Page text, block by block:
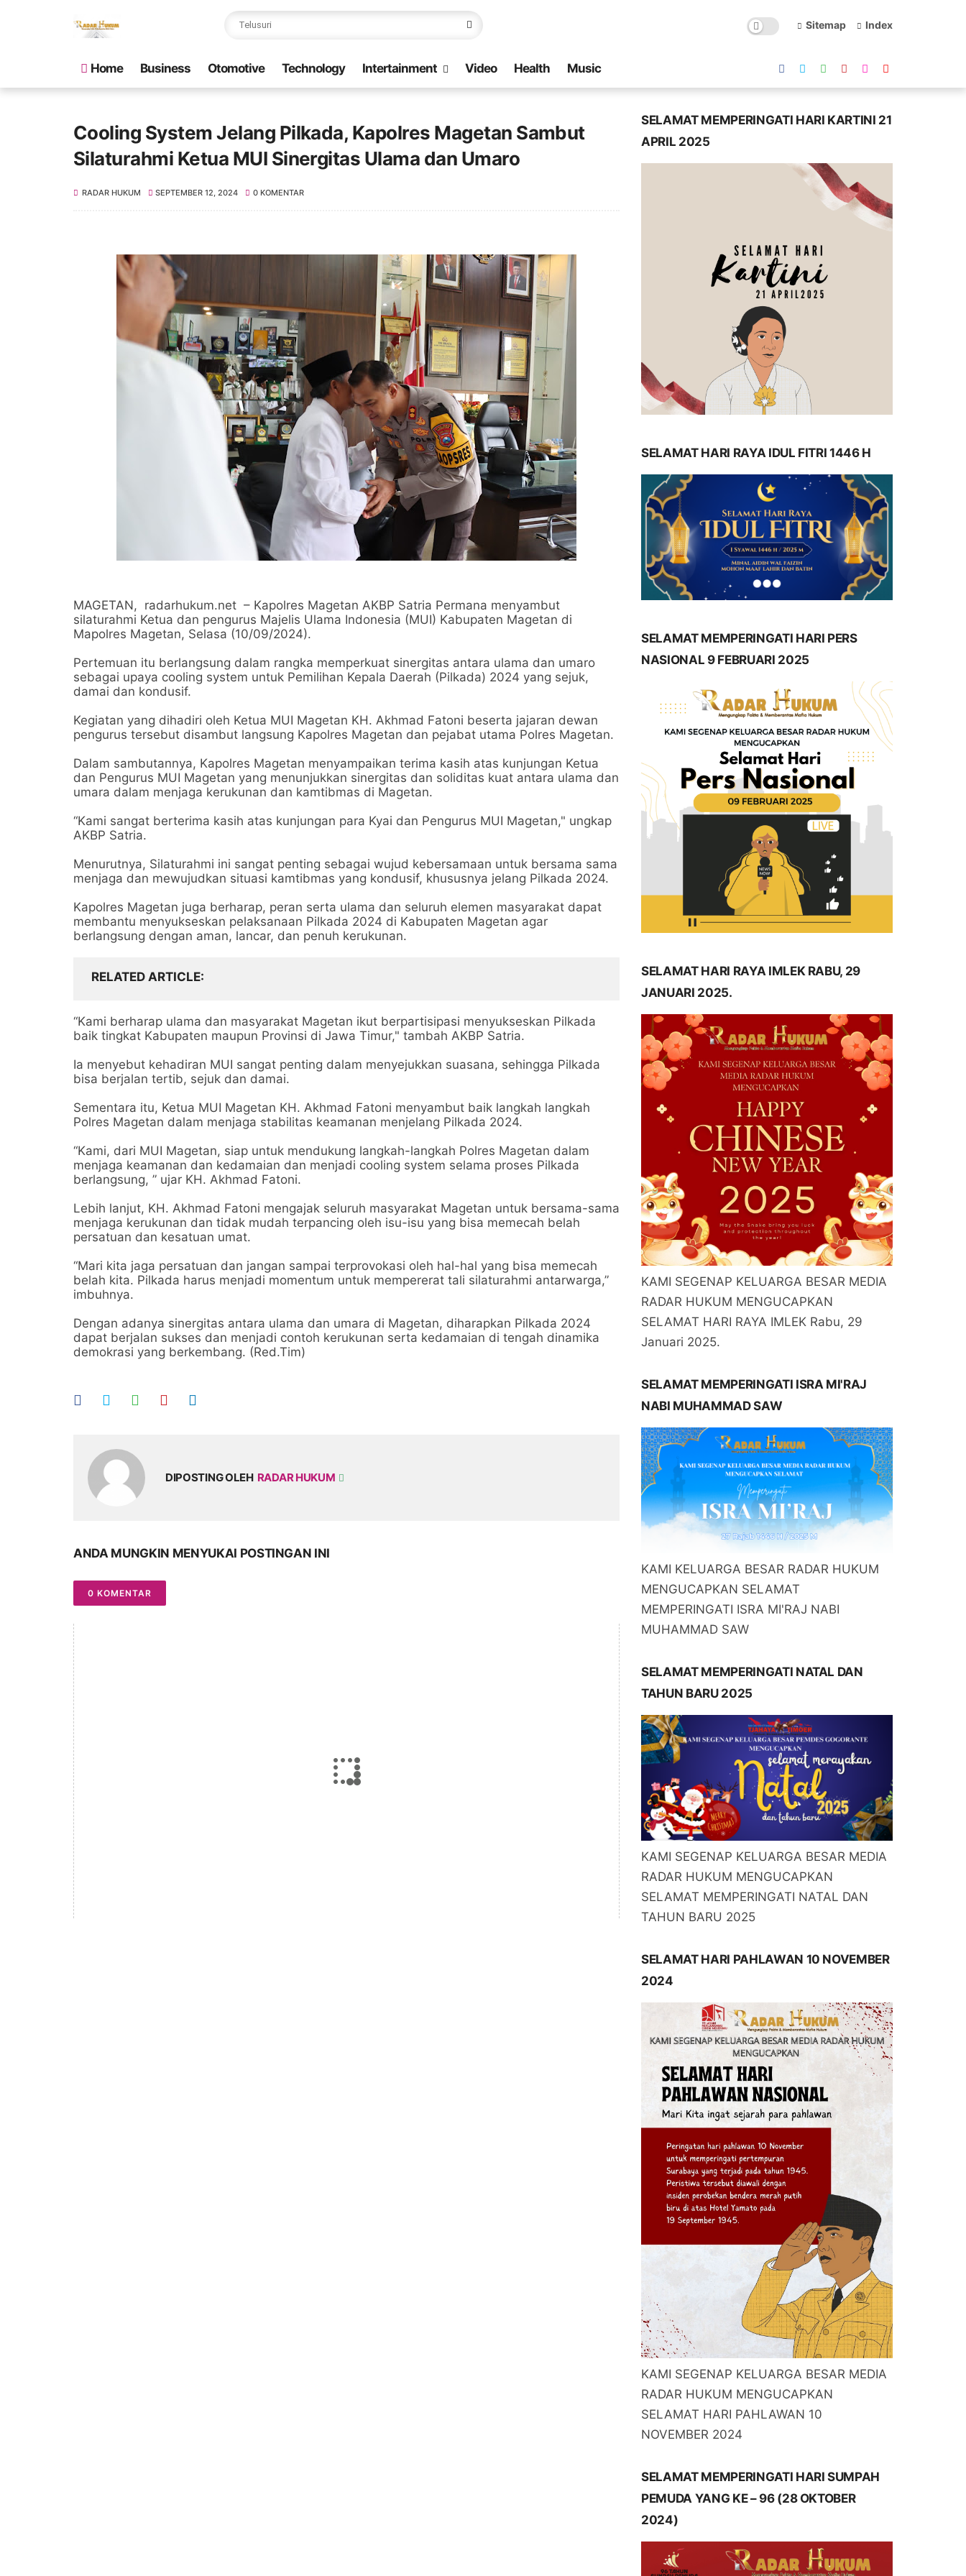
Sitemap Index
Home Business Otomotive Technology Intertainment Video Health Music
Cooling System Jelang Pilkada, Kapolres Magetan Sambut
Silaturahmi Ketua MUI Sinergitas Ulama dan Umaro
RADAR HUKUM SEPTEMBER 12, 2024 0 KOMENTAR
MAGETAN, radarhukum.net – Kapolres Magetan AKBP Satria Permana menyambut
silaturahmi Ketua dan pengurus Majelis Ulama Indonesia (MUI) Kabupaten Magetan di
Mapolres Magetan, Selasa (10/09/2024).
Pertemuan itu berlangsung dalam rangka memperkuat sinergitas antara ulama dan umaro
sebagai upaya cooling system untuk Pemilihan Kepala Daerah (Pilkada) 2024 yang sejuk,
damai dan kondusif.
Kegiatan yang dihadiri oleh Ketua MUI Magetan KH. Akhmad Fatoni beserta jajaran dewan
pengurus tersebut disambut langsung Kapolres Magetan dan pejabat utama Polres Magetan.
Dalam sambutannya, Kapolres Magetan menyampaikan terima kasih atas kunjungan Ketua
dan Pengurus MUI Magetan yang menunjukkan sinergitas dan soliditas kuat antara ulama dan
umara dalam menjaga kerukunan dan kamtibmas di Magetan.
“Kami sangat berterima kasih atas kunjungan para Kyai dan Pengurus MUI Magetan," ungkap
AKBP Satria.
Menurutnya, Silaturahmi ini sangat penting sebagai wujud kebersamaan untuk bersama sama
menjaga dan mewujudkan situasi kamtibmas yang kondusif, khususnya jelang Pilkada 2024.
Kapolres Magetan juga berharap, peran serta ulama dan seluruh elemen masyarakat dapat
membantu menyukseskan pelaksanaan Pilkada 2024 di Kabupaten Magetan agar
berlangsung dengan aman, lancar, dan penuh kerukunan.
RELATED ARTICLE
“Kami berharap ulama dan masyarakat Magetan ikut berpartisipasi menyukseskan Pilkada
baik tingkat Kabupaten maupun Provinsi di Jawa Timur," tambah AKBP Satria.
Ia menyebut kehadiran MUI sangat penting dalam menyejukkan suasana, sehingga Pilkada
bisa berjalan tertib, sejuk dan damai.
Sementara itu, Ketua MUI Magetan KH. Akhmad Fatoni menyambut baik langkah langkah
Polres Magetan dalam menjaga stabilitas keamanan menjelang Pilkada 2024.
“Kami, dari MUI Magetan, siap untuk mendukung langkah-langkah Polres Magetan dalam
menjaga keamanan dan kedamaian dan menjadi cooling system selama proses Pilkada
berlangsung, ” ujar KH. Akhmad Fatoni.
Lebih lanjut, KH. Akhmad Fatoni mengajak seluruh masyarakat Magetan untuk bersama-sama
menjaga kerukunan dan tidak mudah terpancing oleh isu-isu yang bisa memecah belah
persatuan dan kesatuan umat.
“Mari kita jaga persatuan dan jangan sampai terprovokasi oleh hal-hal yang bisa memecah
belah kita. Pilkada harus menjadi momentum untuk mempererat tali silaturahmi antarwarga,”
imbuhnya.
Dengan adanya sinergitas antara ulama dan umara di Magetan, diharapkan Pilkada 2024
dapat berjalan sukses dan menjadi contoh kerukunan serta kedamaian di tengah dinamika
demokrasi yang berkembang. (Red.Tim)
DIPOSTING OLEH RADAR HUKUM
ANDA MUNGKIN MENYUKAI POSTINGAN INI
0 KOMENTAR
SELAMAT MEMPERINGATI HARI KARTINI 21
APRIL 2025
SELAMAT HARI RAYA IDUL FITRI 1446 H
SELAMAT MEMPERINGATI HARI PERS
NASIONAL 9 FEBRUARI 2025
SELAMAT HARI RAYA IMLEK RABU, 29
JANUARI 2025.
KAMI SEGENAP KELUARGA BESAR MEDIA
RADAR HUKUM MENGUCAPKAN
SELAMAT HARI RAYA IMLEK Rabu, 29
Januari 2025.
SELAMAT MEMPERINGATI ISRA MI'RAJ
NABI MUHAMMAD SAW
KAMI KELUARGA BESAR RADAR HUKUM
MENGUCAPKAN SELAMAT
MEMPERINGATI ISRA MI'RAJ NABI
MUHAMMAD SAW
SELAMAT MEMPERINGATI NATAL DAN
TAHUN BARU 2025
KAMI SEGENAP KELUARGA BESAR MEDIA
RADAR HUKUM MENGUCAPKAN
SELAMAT MEMPERINGATI NATAL DAN
TAHUN BARU 2025
SELAMAT HARI PAHLAWAN 10 NOVEMBER
2024
KAMI SEGENAP KELUARGA BESAR MEDIA
RADAR HUKUM MENGUCAPKAN
SELAMAT HARI PAHLAWAN 10
NOVEMBER 2024
SELAMAT MEMPERINGATI HARI SUMPAH
PEMUDA YANG KE – 96 (28 OKTOBER
2024)